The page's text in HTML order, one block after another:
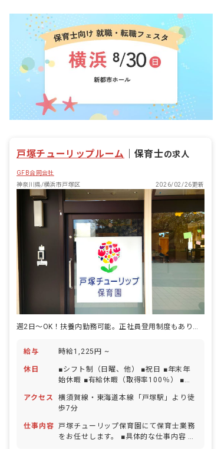
戸塚チューリップルーム 保育士の求人
GFB合同会社
神奈川県/横浜市戸塚区
2026/02/26更新
週2日～OK！扶養内勤務可能。正社員登用制度もあり長く働ける環境です。
給与 時給1,225円 ~
休日
■シフト制（日曜、他） ■祝日 ■年末年
始休暇 ■有給休暇（取得率100％） ■産
実績あり） ・お休みの相談もしやすい職
場です お子様の体調不良や行事による遅
刻・早退・欠勤の相談もできます。
アクセス
横須賀線・東海道本線「戸塚駅」より徒
歩7分
仕事内容 戸塚チューリップ保育園にて保育士業務
をお任せします。 ■具体的な仕事内容 ・